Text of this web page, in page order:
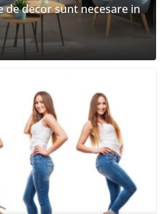
de decor sunt necesare in